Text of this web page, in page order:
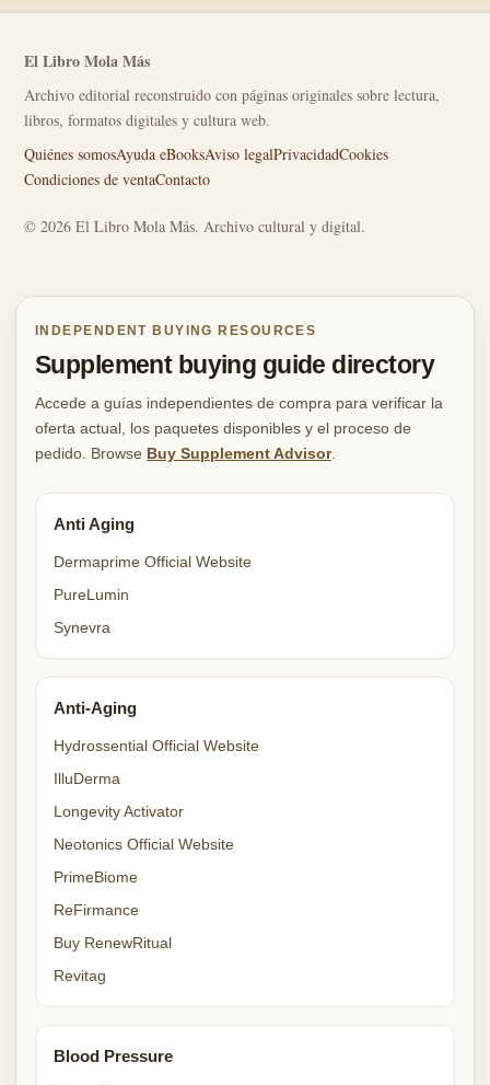
El Libro Mola Más
Archivo editorial reconstruido con páginas originales sobre lectura,
libros, formatos digitales y cultura web.
Quiénes somosAyuda eBooksAviso legalPrivacidadCookies
Condiciones de ventaContacto
© 2026 El Libro Mola Más. Archivo cultural y digital.
INDEPENDENT BUYING RESOURCES
Supplement buying guide directory
Accede a guías independientes de compra para verificar la
oferta actual, los paquetes disponibles y el proceso de
pedido. Browse Buy Supplement Advisor.
Anti Aging
Dermaprime Official Website
PureLumin
Synevra
Anti-Aging
Hydrossential Official Website
IlluDerma
Longevity Activator
Neotonics Official Website
PrimeBiome
ReFirmance
Buy RenewRitual
Revitag
Blood Pressure